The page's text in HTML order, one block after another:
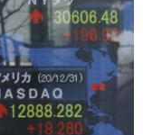
مانغا وأنيمي
علوم وتكنولوجيا